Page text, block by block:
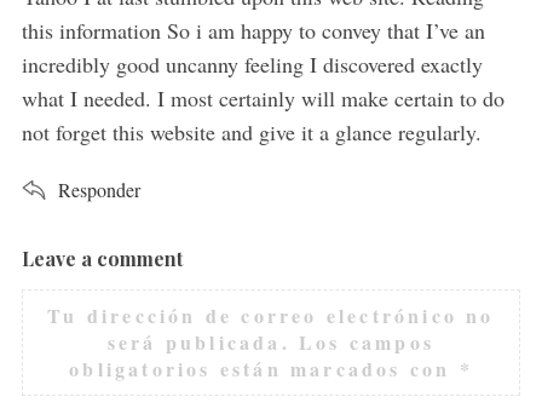
this information So i am happy to convey that I’ve an
incredibly good uncanny feeling I discovered exactly
what I needed. I most certainly will make certain to do
not forget this website and give it a glance regularly.
Responder
L
e
a
v
e
Leave a comment
Tu dirección de correo electrónico no
será publicada. Los campos
obligatorios están marcados con *